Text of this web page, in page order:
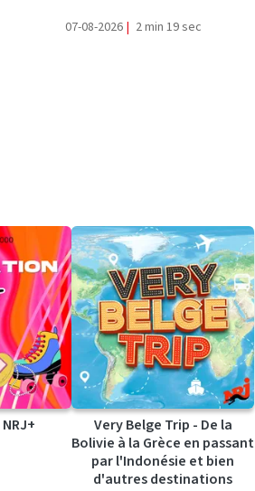
07-08-2026 | 2 min 19 sec
Very Belge Trip - De la
Bolivie à la Grèce en passant
par l'Indonésie et bien
d'autres destinations